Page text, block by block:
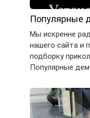
Популярные
Мы искренне
нашего сайта и
подборку
Популярные